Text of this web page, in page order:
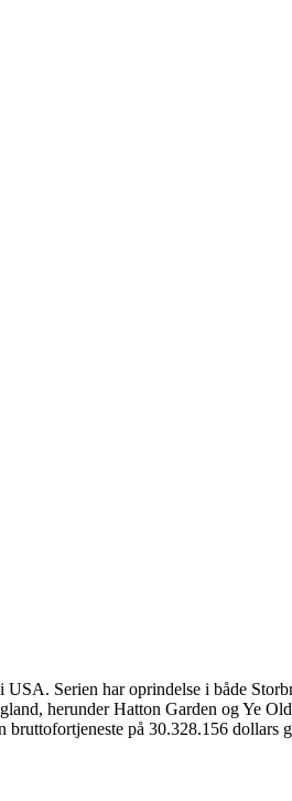
Serien har oprindelse i både
herunder Hatton Garden og Ye
på 30.328.156